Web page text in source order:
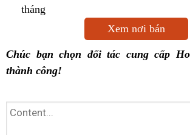
tháng
Xem nơi bán
Chúc bạn chọn đối tác cung cấp
thành công!